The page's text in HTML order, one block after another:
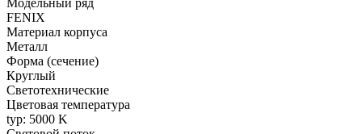
Модельный ряд
FENIX
Материал корпуса
Металл
Форма (сечение)
Круглый
Светотехнические
Цветовая температура
typ: 5000 K